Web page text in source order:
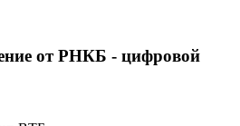
от РНКБ - цифровой